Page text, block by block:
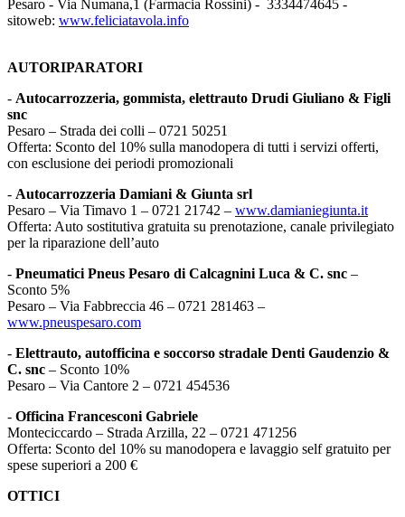
Pesaro - Via Numana,1 (Farmacia Rossini) - 3334474645 -
sitoweb: www.feliciatavola.info
AUTORIPARATORI
- Autocarrozzeria, gommista, elettrauto Drudi Giuliano & Figli
snc
Pesaro – Strada dei colli – 0721 50251
Offerta: Sconto del 10% sulla manodopera di tutti i servizi offerti,
con esclusione dei periodi promozionali
- Autocarrozzeria Damiani & Giunta srl
Pesaro – Via Timavo 1 – 0721 21742 – www.damianiegiunta.it
Offerta: Auto sostitutiva gratuita su prenotazione, canale privilegiato
per la riparazione dell’auto
- Pneumatici Pneus Pesaro di Calcagnini Luca & C. snc –
Sconto 5%
Pesaro – Via Fabbreccia 46 – 0721 281463 –
www.pneuspesaro.com
- Elettrauto, autofficina e soccorso stradale Denti Gaudenzio &
C. snc – Sconto 10%
Pesaro – Via Cantore 2 – 0721 454536
- Officina Francesconi Gabriele
Monteciccardo – Strada Arzilla, 22 – 0721 471256
Offerta: Sconto del 10% su manodopera e lavaggio self gratuito per
spese superiori a 200 €
OTTICI